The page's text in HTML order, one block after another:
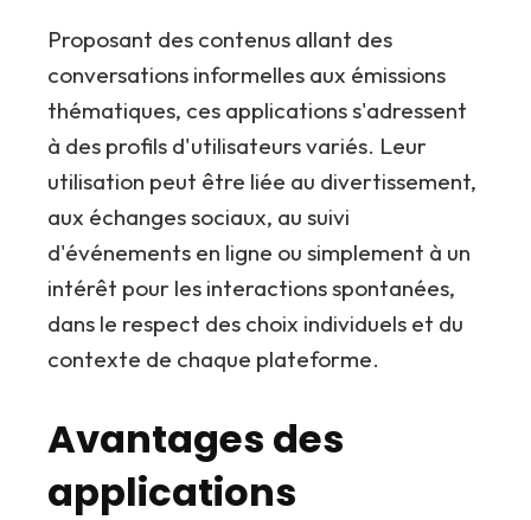
Proposant des contenus allant des
conversations informelles aux émissions
thématiques, ces applications s'adressent
à des profils d'utilisateurs variés. Leur
utilisation peut être liée au divertissement,
aux échanges sociaux, au suivi
d'événements en ligne ou simplement à un
intérêt pour les interactions spontanées,
dans le respect des choix individuels et du
contexte de chaque plateforme.
Avantages des
applications